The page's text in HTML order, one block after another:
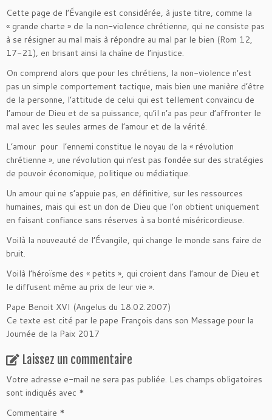
Cette page de l’Évangile est considérée, à juste titre, comme la
« grande charte » de la non-violence chrétienne, qui ne consiste pas
à se résigner au mal mais à répondre au mal par le bien (Rom 12,
17-21), en brisant ainsi la chaîne de l’injustice.
On comprend alors que pour les chrétiens, la non-violence n’est
pas un simple comportement tactique, mais bien une manière d’être
de la personne, l’attitude de celui qui est tellement convaincu de
l’amour de Dieu et de sa puissance, qu’il n’a pas peur d’affronter le
mal avec les seules armes de l’amour et de la vérité.
L’amour pour l’ennemi constitue le noyau de la « révolution
chrétienne », une révolution qui n’est pas fondée sur des stratégies
de pouvoir économique, politique ou médiatique.
Un amour qui ne s’appuie pas, en définitive, sur les ressources
humaines, mais qui est un don de Dieu que l’on obtient uniquement
en faisant confiance sans réserves à sa bonté miséricordieuse.
Voilà la nouveauté de l’Évangile, qui change le monde sans faire de
bruit.
Voilà l’héroïsme des « petits », qui croient dans l’amour de Dieu et
le diffusent même au prix de leur vie ».
Pape Benoit XVI (Angelus du 18.02.2007)
Ce texte est cité par le pape François dans son Message pour la
Journée de la Paix 2017
Laissez un commentaire
Votre adresse e-mail ne sera pas publiée. Les champs obligatoires
sont indiqués avec *
Commentaire *